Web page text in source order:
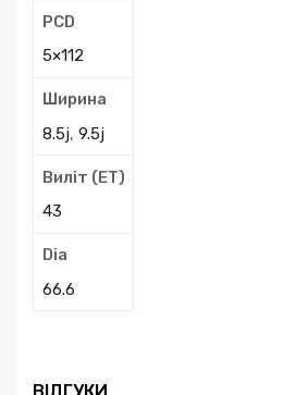
PCD
5×112
Ширина
8.5j, 9.5j
Виліт (ЕТ)
43
Dia
66.6